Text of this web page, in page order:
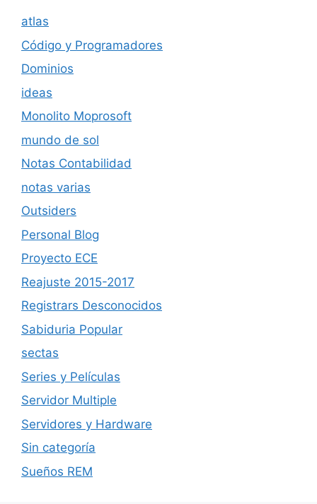
atlas
Código y Programadores
Dominios
ideas
Monolito Moprosoft
mundo de sol
Notas Contabilidad
notas varias
Outsiders
Personal Blog
Proyecto ECE
Reajuste 2015-2017
Registrars Desconocidos
Sabiduria Popular
sectas
Series y Películas
Servidor Multiple
Servidores y Hardware
Sin categoría
Sueños REM